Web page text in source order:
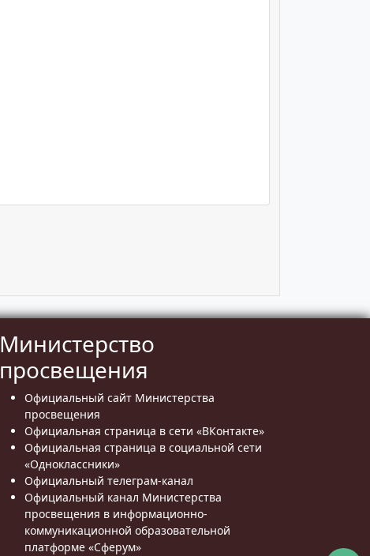
Министерство
просвещения
Официальный сайт Министерства
просвещения
Официальная страница в сети «ВКонтакте»
Официальная страница в социальной сети
«Одноклассники»
Официальный телеграм-канал
Официальный канал Министерства
просвещения в информационно-
коммуникационной образовательной
платформе «Сферум»